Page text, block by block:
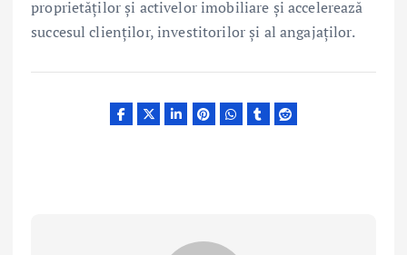
proprietăților și activelor imobiliare și accelerează
succesul clienților, investitorilor și al angajaților.